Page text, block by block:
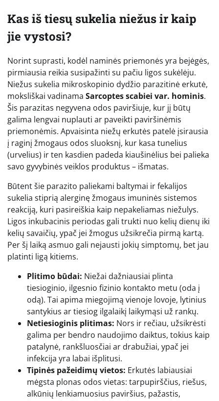
Kas iš tiesų sukelia niežus ir kaip
jie vystosi?
Norint suprasti, kodėl naminės priemonės yra bejėgės,
pirmiausia reikia susipažinti su pačiu ligos sukėlėju.
Niežus sukelia mikroskopinio dydžio parazitinė erkutė,
moksliškai vadinama Sarcoptes scabiei var. hominis.
Šis parazitas negyvena odos paviršiuje, kur jį būtų
galima lengvai nuplauti ar paveikti paviršinėmis
priemonėmis. Apvaisinta niežų erkutės patelė įsirausia
į raginį žmogaus odos sluoksnį, kur kasa tunelius
(urvelius) ir ten kasdien padeda kiaušinėlius bei palieka
savo gyvybinės veiklos produktus – išmatas.
Būtent šie parazito paliekami baltymai ir fekalijos
sukelia stiprią alerginę žmogaus imuninės sistemos
reakciją, kuri pasireiškia kaip nepakeliamas niežulys.
Ligos inkubacinis periodas gali trukti nuo kelių dienų iki
kelių savaičių, ypač jei žmogus užsikrečia pirmą kartą.
Per šį laiką asmuo gali nejausti jokių simptomų, bet jau
platinti ligą kitiems.
Plitimo būdai: Niežai dažniausiai plinta
tiesioginio, ilgesnio fizinio kontakto metu (oda į
odą). Tai apima miegojimą vienoje lovoje, lytinius
santykius ar tiesiog ilgalaikį laikymąsi už rankų.
Netiesioginis plitimas: Nors ir rečiau, užsikrėsti
galima per bendro naudojimo daiktus, tokius kaip
patalynė, rankšluosčiai ar drabužiai, ypač jei
infekcija yra labai išplitusi.
Tipinės pažeidimų vietos: Erkutės labiausiai
mėgsta plonas odos vietas: tarpupirščius, riešus,
alkūnių lenkiamuosius paviršius, pažastis,